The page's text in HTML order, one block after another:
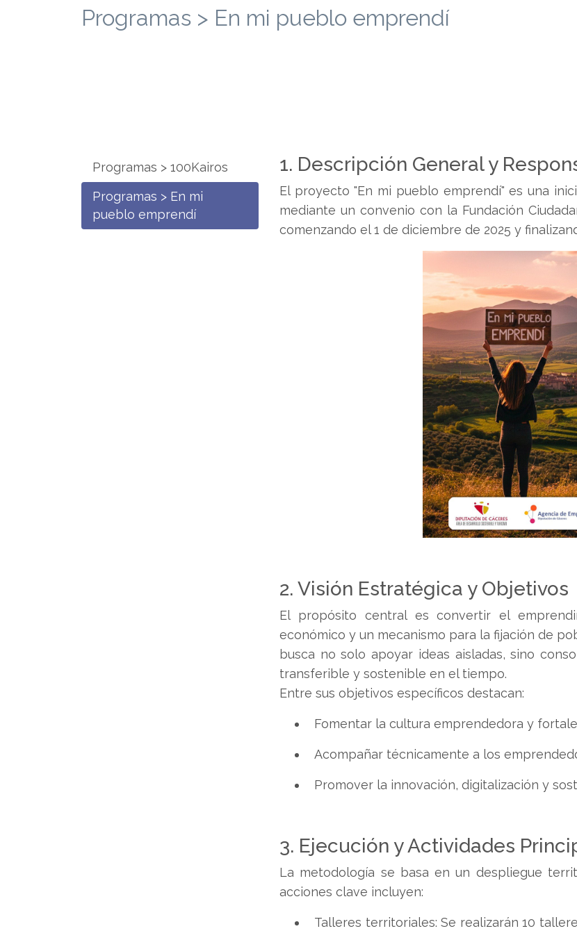
Programas > En mi pueblo emprendí
Programas > 100Kairos
Programas > En mi
pueblo emprendí
1. Descripción General y
El proyecto "En mi pueblo emprendí" es una
mediante un convenio con la Fundación
comenzando el 1 de diciembre de 2025 y
2. Visión Estratégica y Objetivos
El propósito central es convertir el
económico y un mecanismo para la fijación de
busca no solo apoyar ideas aisladas, sino
transferible y sostenible en el tiempo.
Entre sus objetivos específicos destacan:
Fomentar la cultura emprendedora y
Acompañar técnicamente a los
Promover la innovación, digitalización y
3. Ejecución y Actividades
La metodología se basa en un despliegue
acciones clave incluyen:
Talleres territoriales: Se realizarán 10